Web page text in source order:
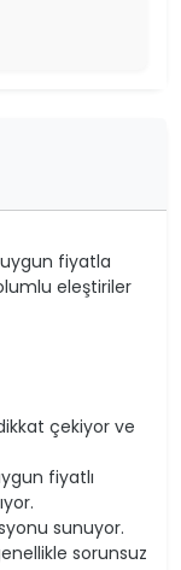
uygun fiyatla
eleştiriler
çekiyor ve
fiyatlı
sunuyor.
sorunsuz